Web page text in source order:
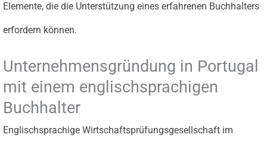
Elemente, die die Unterstützung eines erfahrenen Buchhalters
erfordern können.
Unternehmensgründung in Portugal
mit einem englischsprachigen
Buchhalter
Englischsprachige Wirtschaftsprüfungsgesellschaft im